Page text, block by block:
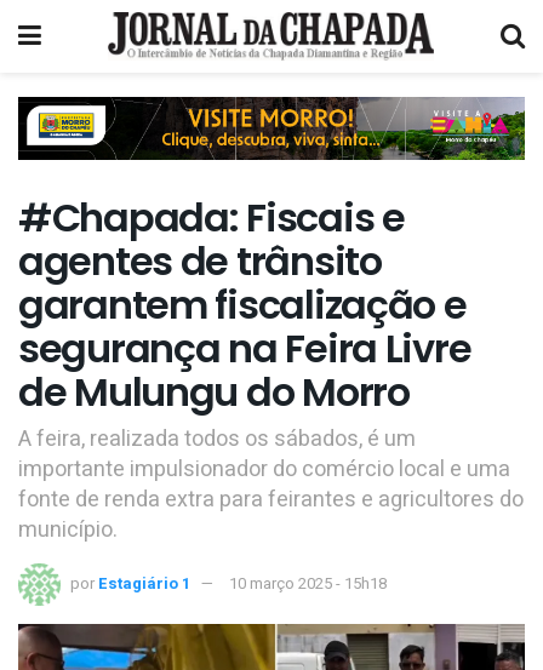
#Chapada: Fiscais e
agentes de trânsito
garantem fiscalização e
segurança na Feira Livre
de Mulungu do Morro
A feira, realizada todos os sábados, é um
importante impulsionador do comércio local e uma
fonte de renda extra para feirantes e agricultores do
município.
por Estagiário 1 10 março 2025 - 15h18